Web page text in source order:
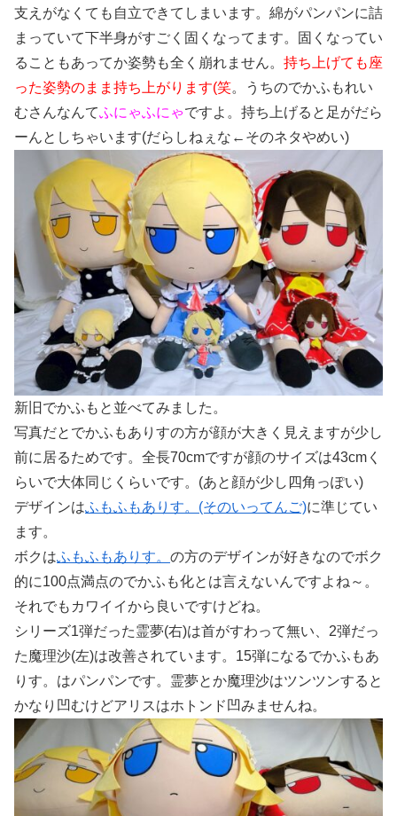
支えがなくても自立できてしまいます。綿がパンパンに詰
まっていて下半身がすごく固くなってます。固くなってい
ることもあってか姿勢も全く崩れません。 持ち上げても座
った姿勢のまま持ち上がります(笑。うちのでかふもれい
むさんなんてふにゃふにゃですよ。持ち上げると足がだら
ーんとしちゃいます(だらしねぇな←そのネタやめい)
新旧でかふもと並べてみました。
写真だとでかふもありすの方が顔が大きく見えますが少し
前に居るためです。全長70cmですが顔のサイズは43cmく
らいで大体同じくらいです。(あと顔が少し四角っぽい)
デザインはふもふもありす。(そのいってんご)に準じてい
ます。
ボクはふもふもありす。 の方のデザインが好きなのでボク
的に100点満点のでかふも化とは言えないんですよね～。
それでもカワイイから良いですけどね。
シリーズ1弾だった霊夢(右)は首がすわって無い、2弾だっ
た魔理沙(左)は改善されています。15弾になるでかふもあ
りす。はパンパンです。霊夢とか魔理沙はツンツンすると
かなり凹むけどアリスはホトンド凹みませんね。